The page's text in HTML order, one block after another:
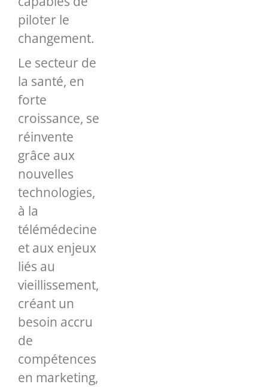
piloter le
changement.
Le secteur de
la santé, en
forte
croissance, se
réinvente
grâce aux
nouvelles
technologies,
à la
télémédecine
et aux enjeux
liés au
vieillissement,
créant un
besoin accru
de
compétences
en marketing,